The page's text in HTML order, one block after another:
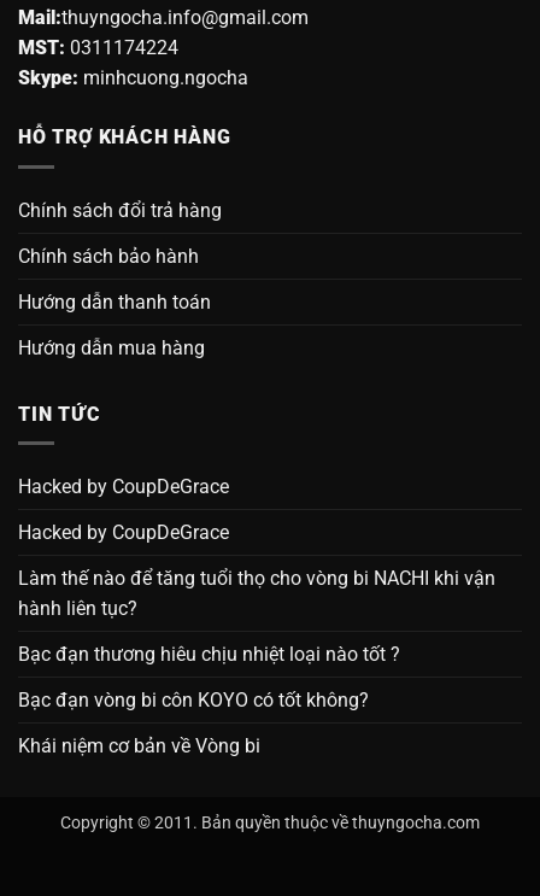
Mail:thuyngocha.info@gmail.com
MST: 0311174224
Skype: minhcuong.ngocha
HỖ TRỢ KHÁCH HÀNG
Chính sách đổi trả hàng
Chính sách bảo hành
Hướng dẫn thanh toán
Hướng dẫn mua hàng
TIN TỨC
Hacked by CoupDeGrace
Hacked by CoupDeGrace
Làm thế nào để tăng tuổi thọ cho vòng bi NACHI khi vận
hành liên tục?
Bạc đạn thương hiêu chịu nhiệt loại nào tốt ?
Bạc đạn vòng bi côn KOYO có tốt không?
Khái niệm cơ bản về Vòng bi
Copyright © 2011. Bản quyền thuộc về thuyngocha.com